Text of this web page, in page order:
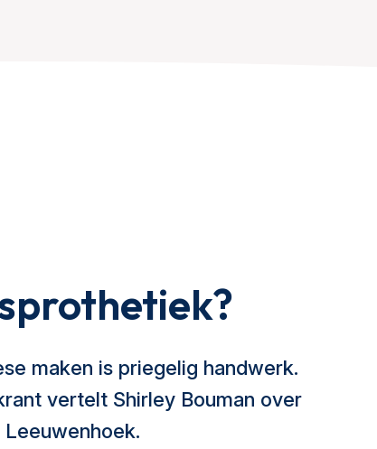
maken is priegelig handwerk.
vertelt Shirley Bouman over